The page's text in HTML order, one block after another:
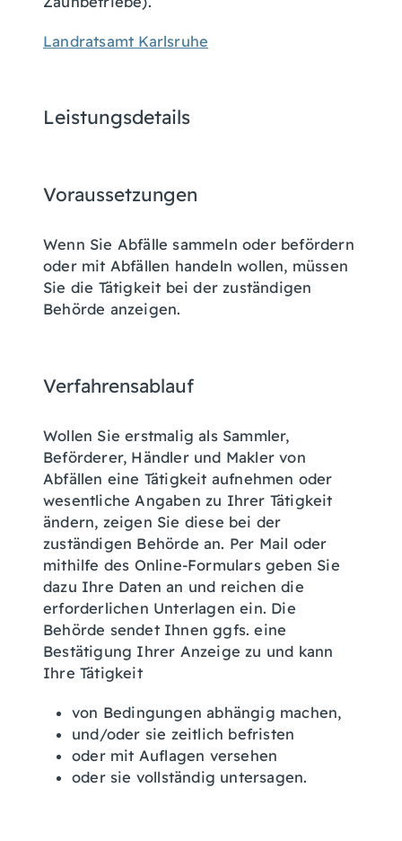
Landratsamt Karlsruhe
Leistungsdetails
Voraussetzungen
Wenn Sie Abfälle sammeln oder befördern
oder mit Abfällen handeln wollen, müssen
Sie die Tätigkeit bei der zuständigen
Behörde anzeigen.
Verfahrensablauf
Wollen Sie erstmalig als Sammler,
Beförderer, Händler und Makler von
Abfällen eine Tätigkeit aufnehmen oder
wesentliche Angaben zu Ihrer Tätigkeit
ändern, zeigen Sie diese bei der
zuständigen Behörde an. Per Mail oder
mithilfe des Online-Formulars geben Sie
dazu Ihre Daten an und reichen die
erforderlichen Unterlagen ein. Die
Behörde sendet Ihnen ggfs. eine
Bestätigung Ihrer Anzeige zu und kann
Ihre Tätigkeit
von Bedingungen abhängig machen,
und/oder sie zeitlich befristen
oder mit Auflagen versehen
oder sie vollständig untersagen.